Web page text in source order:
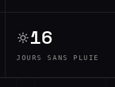
16
JOURS SANS PLUIE